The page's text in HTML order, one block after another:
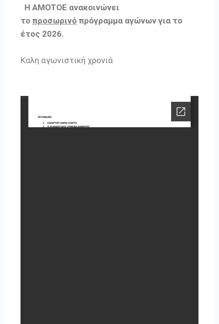
Η ΑΜΟΤΟΕ ανακοινώνει
το προσωρινό πρόγραμμα αγώνων για το
έτος 2026.
Καλη αγωνιστική χρονιά